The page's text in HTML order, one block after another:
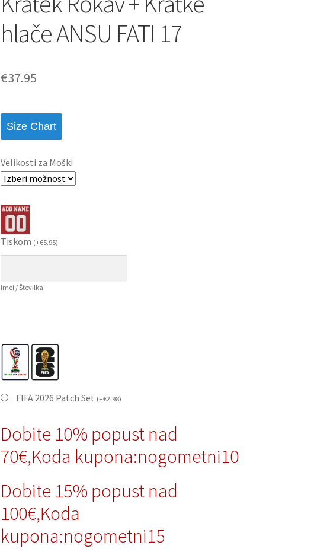
hlače ANSU FATI 17
€37.95
Size Chart
Velikosti za Moški
Tiskom (+€5.95)
Imei / Številka
FIFA 2026 Patch Set (+€2.98)
Dobite 10% popust nad
70€,Koda kupona:nogometni10
Dobite 15% popust nad
100€,Koda
kupona:nogometni15